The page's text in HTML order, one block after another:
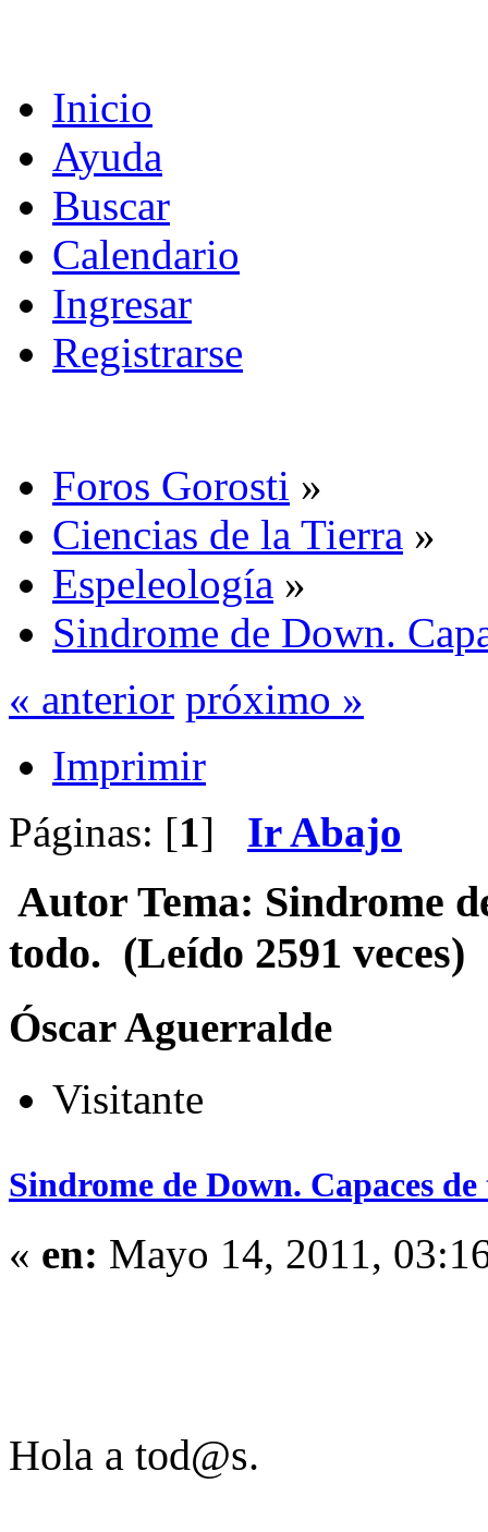
Inicio
Ayuda
Buscar
Calendario
Ingresar
Registrarse
Foros Gorosti »
Ciencias de la Tierra »
Espeleología »
Sindrome de Down.
« anterior próximo »
Imprimir
Páginas: [1] Ir Abajo
Autor Tema: Sindrome
todo. (Leído 2591 veces)
Óscar Aguerralde
Visitante
Sindrome de Down. Capaces
« en: Mayo 14, 2011,
Hola a tod@s.